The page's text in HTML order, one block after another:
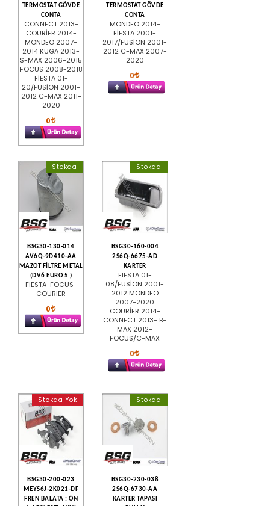
TERMOSTAT GÖVDE
CONTA
CONNECT 2013-
COURİER 2014-
MONDEO 2007-
2014 KUGA 2013-
S-MAX 2006-2015
FOCUS 2008-2018
FİESTA 01-
20/FUSİON 2001-
2012 C-MAX 2011-
2020
0
TERMOSTAT GÖVDE
CONTA
MONDEO 2014-
FİESTA 2001-
2017/FUSİON 2001-
2012 C-MAX 2007-
2020
0
Stokda
BSG30-130-014
AV6Q-9D410-AA
MAZOT FİLTRE METAL
(DV6 EURO 5 )
FIESTA-FOCUS-
COURIER
0
Stokda
BSG30-160-004
2S6Q-6675-AD
KARTER
FIESTA 01-
08/FUSİON 2001-
2012 MONDEO
2007-2020
COURİER 2014-
CONNECT 2013- B-
MAX 2012-
FOCUS/C-MAX
0
Stokda Yok
BSG30-200-023
MEYS6J-2K021-DF
FREN BALATA : ÖN
Stokda
BSG30-230-038
2S6Q-6730-AA
KARTER TAPASI